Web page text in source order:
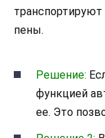
транспортируют
пены.
Решение:
функцией
ее. Это